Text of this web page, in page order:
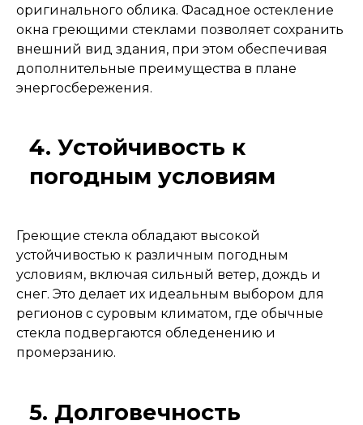
оригинального облика. Фасадное остекление
окна греющими стеклами позволяет сохранить
внешний вид здания, при этом обеспечивая
дополнительные преимущества в плане
энергосбережения.
4. Устойчивость к
погодным условиям
Греющие стекла обладают высокой
устойчивостью к различным погодным
условиям, включая сильный ветер, дождь и
снег. Это делает их идеальным выбором для
регионов с суровым климатом, где обычные
стекла подвергаются обледенению и
промерзанию.
5. Долговечность